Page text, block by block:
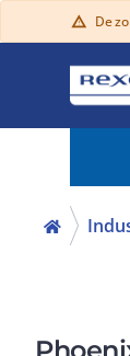
warning De